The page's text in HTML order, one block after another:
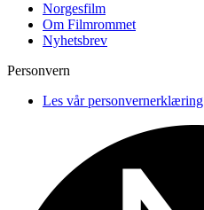
Norgesfilm
Om Filmrommet
Nyhetsbrev
Personvern
Les vår personvernerklæring